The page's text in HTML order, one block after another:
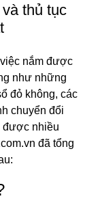
thủ tục
nắm được
như những
đỏ không, các
chuyển đổi
được nhiều
đã tổng